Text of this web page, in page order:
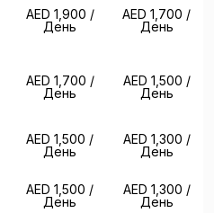
AED 1,900 /
День
AED 1,700 /
День
AED 1,700 /
День
AED 1,500 /
День
AED 1,500 /
День
AED 1,300 /
День
AED 1,500 /
День
AED 1,300 /
День